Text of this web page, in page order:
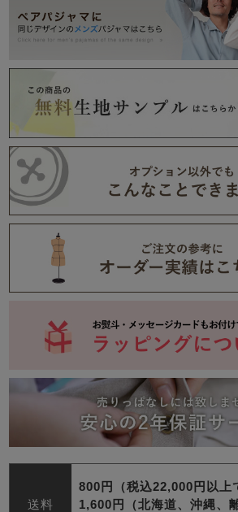
送料
800円（税込22,000円以上
1,600円（北海道、沖縄、